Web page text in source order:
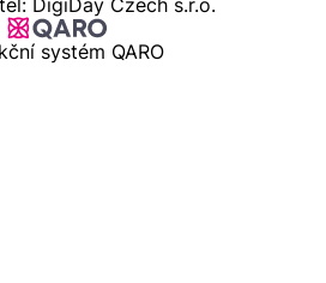
DigiDay Czech s.r.o.
systém QARO